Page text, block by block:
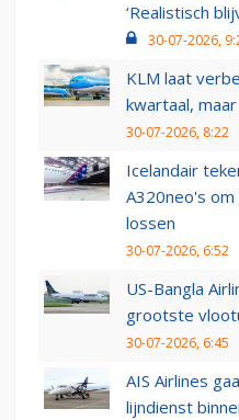
‘Realistisch
30-07-2026,
KLM laat
kwartaal,
30-07-2026, 8:22
Icelandair
A320neo's
lossen
30-07-2026, 6:52
US-Bangla
grootste
30-07-2026, 6:45
AIS Airlines
lijndienst